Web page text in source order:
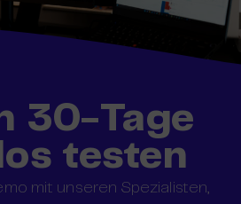
30-Tage
testen
mit unseren Spezialisten,